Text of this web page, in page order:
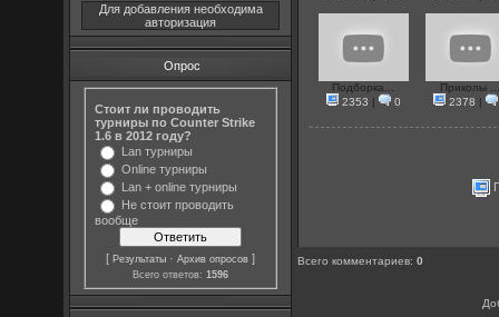
Для добавления необходима
авторизация
Опрос
Стоит ли проводить
турниры по Counter Strike
1.6 в 2012 году?
Lan турниры
Online турниры
Lan + online турниры
Не стоит проводить
вообще
[Результаты ·Архив опросов ]
Всего ответов:1596
Подборка...
2353 | 0
Приколы
2378 |
Всего комментариев:0